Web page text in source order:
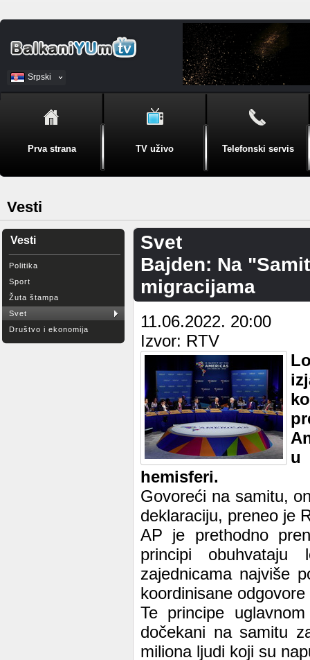
Srpski
BiH
Prva strana TV uživo Telefonski servis
Vesti
Vesti
Politika
Sport
Žuta štampa
Svet
Društvo i ekonomija
Svet
Bajden: Na
migracijama
11.06.2022. 20:00
Izvor: RTV
u
hemisferi.
Govoreći na samitu,
deklaraciju, preneo je
AP je prethodno
principi
zajednicama najviše
koordinisane
Te principe
dočekani na samitu
miliona ljudi koji su